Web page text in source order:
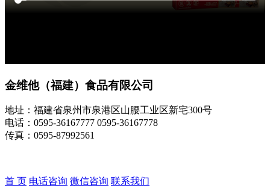
金维他（福建）食品有限公司
地址：福建省泉州市泉港区山腰工业区新宅300号
电话：0595-36167777 0595-36167778
传真：0595-87992561
首 页 电话咨询 微信咨询 联系我们